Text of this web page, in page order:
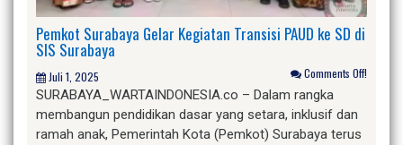
Pemkot Surabaya Gelar Kegiatan Transisi PAUD ke SD di
SIS Surabaya
Juli 1, 2025 Comments Off!
SURABAYA_WARTAINDONESIA.co – Dalam rangka
membangun pendidikan dasar yang setara, inklusif dan
ramah anak, Pemerintah Kota (Pemkot) Surabaya terus